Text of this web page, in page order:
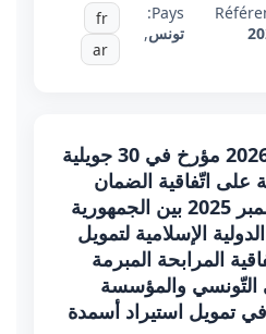
Pays:
تونس,
fr
ar
قانون عدد 19 لسنة 2026 مؤرخ في 30 جويلية
على اتّفاقية الضمان
المبرمة بتاريخ 2 ديسمبر 2025 بين الجمهورية
الإسلامية لتمويل
المرابحة المبرمة
التّونسي والمؤسسة
تمويل استيراد أسمدة